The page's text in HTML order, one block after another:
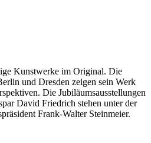
Kunstwerke im Original. Die
und Dresden zeigen sein Werk
Die Jubiläumsausstellungen
David Friedrich stehen unter der
Frank-Walter Steinmeier.